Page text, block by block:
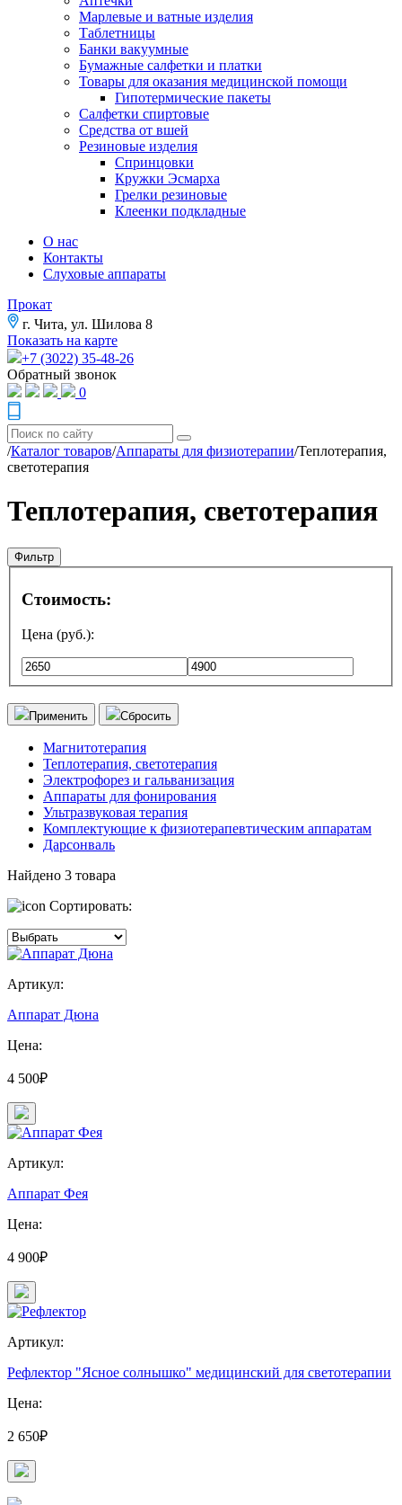
Марлевые и ватные изделия
Таблетницы
Банки вакуумные
Бумажные салфетки и платки
Товары для оказания медицинской помощи
Гипотермические пакеты
Салфетки спиртовые
Средства от вшей
Резиновые изделия
Спринцовки
Кружки Эсмарха
Грелки резиновые
Клеенки подкладные
О нас
Контакты
Слуховые аппараты
Прокат
г. Чита, ул. Шилова 8
Показать на карте
+7 (3022) 35-48-26
Обратный звонок
0
/Каталог товаров/Аппараты для физиотерапии/Теплотерапия,
светотерапия
Теплотерапия, светотерапия
Фильтр
Стоимость:
Цена (руб.):
Применить Сбросить
Магнитотерапия
Теплотерапия, светотерапия
Электрофорез и гальванизация
Аппараты для фонирования
Ультразвуковая терапия
Комплектующие к физиотерапевтическим аппаратам
Дарсонваль
Найдено 3 товара
Сортировать:
Артикул:
Аппарат Дюна
Цена:
4 500₽
Артикул:
Аппарат Фея
Цена:
4 900₽
Артикул:
Рефлектор "Ясное солнышко" медицинский для светотерапии
Цена:
2 650₽